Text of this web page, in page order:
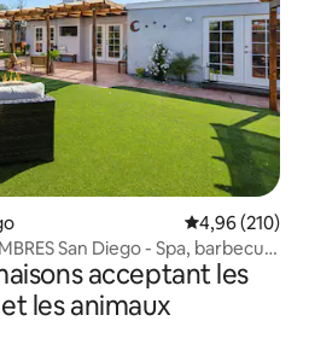
Évaluation
4,96 (210)
San Diego - Spa, barbecue,
acceptant les
les animaux